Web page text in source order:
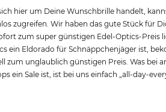
hier um Deine Wunschbrille handelt,
zugreifen. Wir haben das gute Stück für
zum super günstigen Edel-Optics-Preis
ein Eldorado für Schnäppchenjäger ist,
zum unglaublich günstigen Preis. Was bei
ein Sale ist, ist bei uns einfach „all-day-